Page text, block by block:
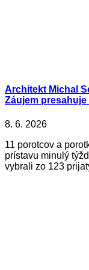
Architekt Michal
Záujem
8. 6. 2026
11 porotcov a
prístavu minulý
vybrali zo 123